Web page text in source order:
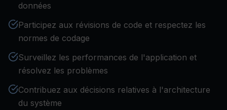
données
Participez aux révisions de code et respectez les
normes de codage
Surveillez les performances de l'application et
résolvez les problèmes
Contribuez aux décisions relatives à l'architecture
du système